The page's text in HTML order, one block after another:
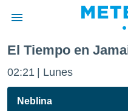
de
por
El Tiempo en
02:21 Lunes
Neblina